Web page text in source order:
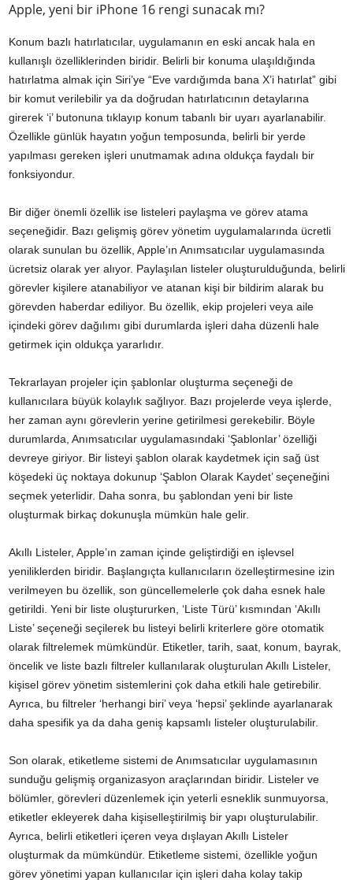
Apple, yeni bir iPhone 16 rengi sunacak mı?
Konum bazlı hatırlatıcılar, uygulamanın en eski ancak hala en
kullanışlı özelliklerinden biridir. Belirli bir konuma ulaşıldığında
hatırlatma almak için Siri’ye “Eve vardığımda bana X’i hatırlat” gibi
bir komut verilebilir ya da doğrudan hatırlatıcının detaylarına
girerek ‘i’ butonuna tıklayıp konum tabanlı bir uyarı ayarlanabilir.
Özellikle günlük hayatın yoğun temposunda, belirli bir yerde
yapılması gereken işleri unutmamak adına oldukça faydalı bir
fonksiyondur.
Bir diğer önemli özellik ise listeleri paylaşma ve görev atama
seçeneğidir. Bazı gelişmiş görev yönetim uygulamalarında ücretli
olarak sunulan bu özellik, Apple’ın Anımsatıcılar uygulamasında
ücretsiz olarak yer alıyor. Paylaşılan listeler oluşturulduğunda, belirli
görevler kişilere atanabiliyor ve atanan kişi bir bildirim alarak bu
görevden haberdar ediliyor. Bu özellik, ekip projeleri veya aile
içindeki görev dağılımı gibi durumlarda işleri daha düzenli hale
getirmek için oldukça yararlıdır.
Tekrarlayan projeler için şablonlar oluşturma seçeneği de
kullanıcılara büyük kolaylık sağlıyor. Bazı projelerde veya işlerde,
her zaman aynı görevlerin yerine getirilmesi gerekebilir. Böyle
durumlarda, Anımsatıcılar uygulamasındaki ‘Şablonlar’ özelliği
devreye giriyor. Bir listeyi şablon olarak kaydetmek için sağ üst
köşedeki üç noktaya dokunup ‘Şablon Olarak Kaydet’ seçeneğini
seçmek yeterlidir. Daha sonra, bu şablondan yeni bir liste
oluşturmak birkaç dokunuşla mümkün hale gelir.
Akıllı Listeler, Apple’ın zaman içinde geliştirdiği en işlevsel
yeniliklerden biridir. Başlangıçta kullanıcıların özelleştirmesine izin
verilmeyen bu özellik, son güncellemelerle çok daha esnek hale
getirildi. Yeni bir liste oluştururken, ‘Liste Türü’ kısmından ‘Akıllı
Liste’ seçeneği seçilerek bu listeyi belirli kriterlere göre otomatik
olarak filtrelemek mümkündür. Etiketler, tarih, saat, konum, bayrak,
öncelik ve liste bazlı filtreler kullanılarak oluşturulan Akıllı Listeler,
kişisel görev yönetim sistemlerini çok daha etkili hale getirebilir.
Ayrıca, bu filtreler ‘herhangi biri’ veya ‘hepsi’ şeklinde ayarlanarak
daha spesifik ya da daha geniş kapsamlı listeler oluşturulabilir.
Son olarak, etiketleme sistemi de Anımsatıcılar uygulamasının
sunduğu gelişmiş organizasyon araçlarından biridir. Listeler ve
bölümler, görevleri düzenlemek için yeterli esneklik sunmuyorsa,
etiketler ekleyerek daha kişiselleştirilmiş bir yapı oluşturulabilir.
Ayrıca, belirli etiketleri içeren veya dışlayan Akıllı Listeler
oluşturmak da mümkündür. Etiketleme sistemi, özellikle yoğun
görev yönetimi yapan kullanıcılar için işleri daha kolay takip